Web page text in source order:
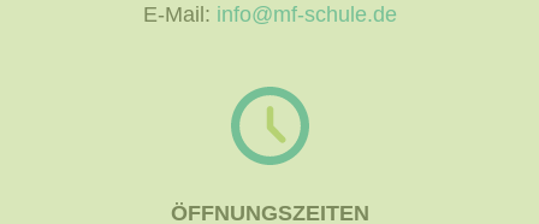
E-Mail: info@mf-schule.de
ÖFFNUNGSZEITEN